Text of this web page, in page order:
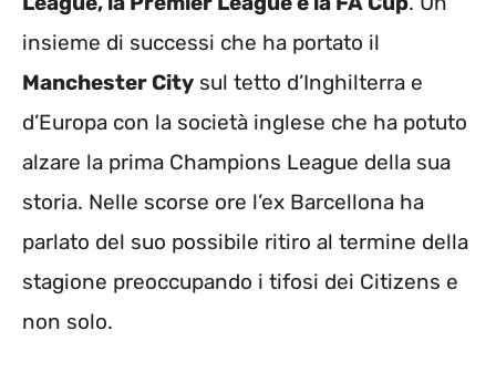
insieme di successi che ha portato il
Manchester City sul tetto d’Inghilterra e
d’Europa con la società inglese che ha potuto
alzare la prima Champions League della sua
storia. Nelle scorse ore l’ex Barcellona ha
parlato del suo possibile ritiro al termine della
stagione preoccupando i tifosi dei Citizens e
non solo.